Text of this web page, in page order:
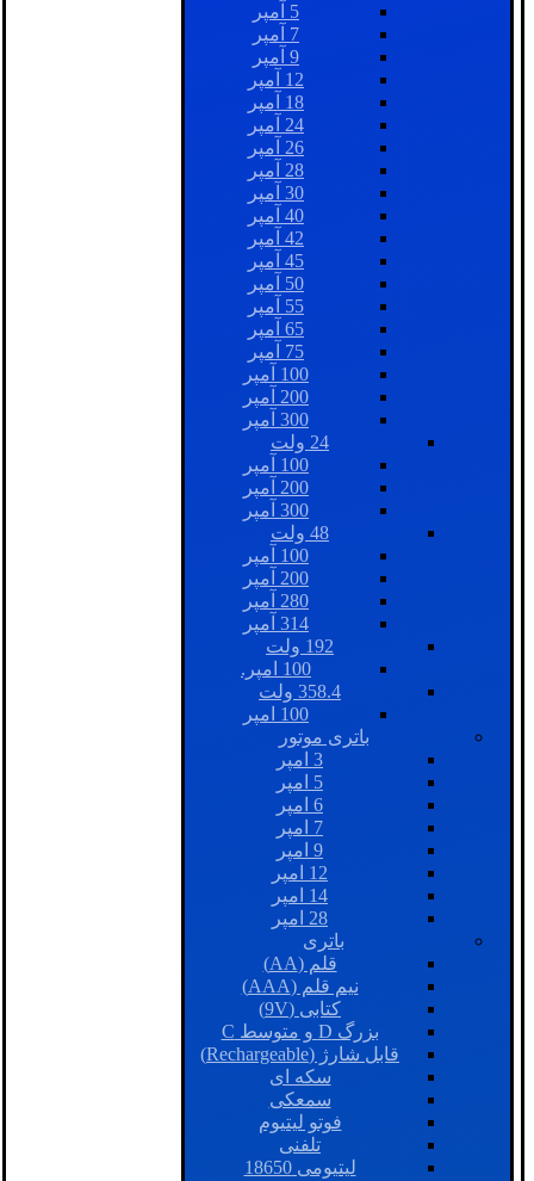
5 آمپر
7 آمپر
9 آمپر
12 آمپر
18 آمپر
24 آمپر
26 آمپر
28 آمپر
30 آمپر
40 آمپر
42 آمپر
45 آمپر
50 آمپر
55 آمپر
65 آمپر
75 آمپر
100 آمپر
200 آمپر
300 آمپر
24 ولت
100 آمپر
200 آمپر
300 آمپر
48 ولت
100 آمپر
200 آمپر
280 آمپر
314 آمپر
192 ولت
100 امپر.
358.4 ولت
100 امپر
باتری موتور
3 امپر
5 امپر
6 امپر
7 امپر
9 امپر
12 امپر
14 امپر
28 امپر
باتری
قلم (AA)
نیم قلم (AAA)
کتابی (9V)
بزرگ D و متوسط C
قابل شارژ (Rechargeable)
سکه ای
سمعکی
فوتو لیتیوم
تلفنی
لیتیومی 18650